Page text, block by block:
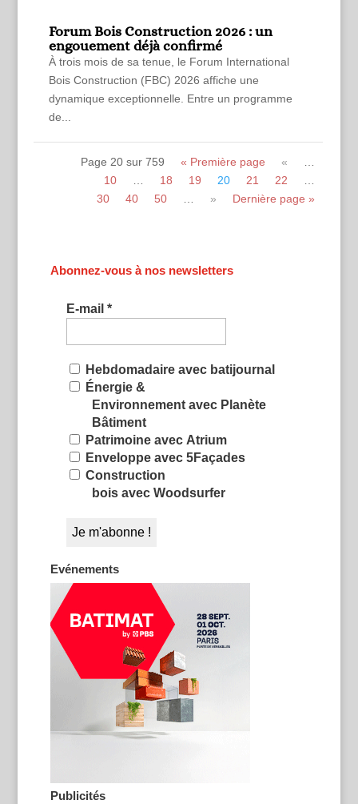
Forum Bois Construction 2026 : un
engouement déjà confirmé
À trois mois de sa tenue, le Forum International
Bois Construction (FBC) 2026 affiche une
dynamique exceptionnelle. Entre un programme
de...
Page 20 sur 759 « Première page «
10
18 19 20 21 22
30
40 50 » Dernière page »
Abonnez-vous à nos newsletters
E-mail *
Hebdomadaire avec batijournal
Énergie &
Environnement avec Planète
Bâtiment
Patrimoine avec Atrium
Enveloppe avec 5Façades
Construction
bois avec Woodsurfer
Evénements
Publicités